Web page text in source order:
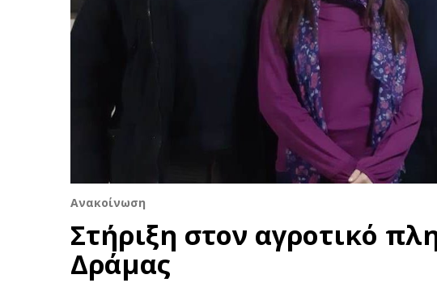
Ανακοίνωση
Στήριξη στον αγροτικό
Δράμας